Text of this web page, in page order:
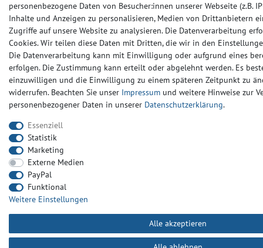
personenbezogene Daten von Besucher:innen unserer Webseite (z.B.
Inhalte und Anzeigen zu personalisieren, Medien von Drittanbietern
Zugriffe auf unsere Website zu analysieren. Die Datenverarbeitung
Cookies. Wir teilen diese Daten mit Dritten, die wir in den
Die Datenverarbeitung kann mit Einwilligung oder aufgrund eines
erfolgen. Die Zustimmung kann erteilt oder abgelehnt werden. Es
einzuwilligen und die Einwilligung zu einem späteren Zeitpunkt zu
widerrufen. Beachten Sie unser Impressum und weitere Hinweise zur
personenbezogener Daten in unserer Daten­schutz­erklärung.
Essenziell
Statistik
Marketing
Externe Medien
PayPal
Funktional
Weitere Einstellungen
Alle akzeptieren